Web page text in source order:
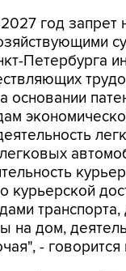
год запрет
Петербурга
основании
курьерской
транспорта,
на дом,
-